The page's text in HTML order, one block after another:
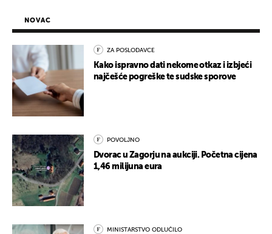
NOVAC
ZA POSLODAVCE
Kako ispravno dati nekome otkaz i izbjeći
najčešće pogreške te sudske sporove
POVOLJNO
Dvorac u Zagorju na aukciji. Početna cijena
1,46 milijuna eura
MINISTARSTVO ODLUČILO